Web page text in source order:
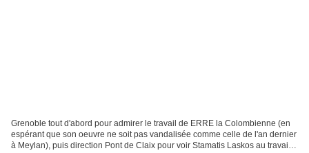
Grenoble tout d'abord pour admirer le travail de ERRE la Colombienne (en
espérant que son oeuvre ne soit pas vandalisée comme celle de l'an dernier
à Meylan), puis direction Pont de Claix pour voir Stamatis Laskos au travail,